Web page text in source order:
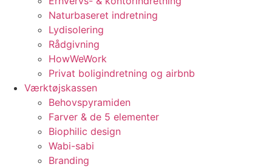
Naturbaseret indretning
Lydisolering
Rådgivning
HowWeWork
Privat boligindretning og airbnb
Værktøjskassen
Behovspyramiden
Farver & de 5 elementer
Biophilic design
Wabi-sabi
Branding